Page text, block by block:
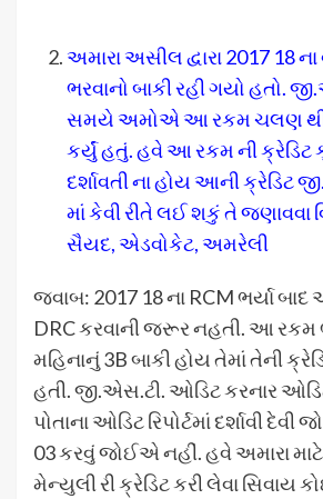
અમારા અસીલ દ્વારા 2017 18 ના
ભરવાનો બાકી રહી ગયો હતો.
સમયે અમોએ આ રકમ ચલણ થી
કર્યું હતું. હવે આ રકમ ની ક્રેડિટ
દર્શાવતી ના હોય આની ક્રેડિટ
માં કેવી રીતે લઈ શકું તે જણાવવા
સૈયદ, એડવોકેટ, અમરેલી
જવાબ: 2017 18 ના RCM ભર્યા
DRC કરવાની જરૂર નહતી. આ રકમ
મહિનાનું 3B બાકી હોય તેમાં તેની
હતી. જી.એસ.ટી. ઓડિટ કરનાર
પોતાના ઓડિટ રિપોર્ટમાં દર્શાવી
03 કરવું જોઈએ નહીં. હવે અમારા
મેન્યુલી રી ક્રેડિટ કરી લેવા સિવાય